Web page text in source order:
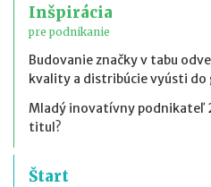
Inšpirácia
pre podnikanie
Budovanie značky v tabu
kvality a distribúcie vyústi do
Mladý inovatívny podnikateľ
titul?
Štart